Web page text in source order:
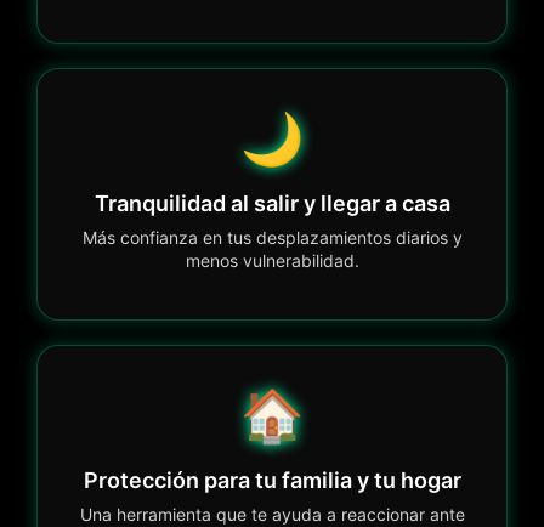
🌙
Tranquilidad al salir y llegar a casa
Más confianza en tus desplazamientos diarios y
menos vulnerabilidad.
🏠
Protección para tu familia y tu hogar
Una herramienta que te ayuda a reaccionar ante